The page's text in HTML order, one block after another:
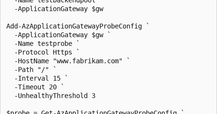
  -ApplicationGateway $gw
Add-AzApplicationGatewayProbeConfig `
  -ApplicationGateway $gw `
  -Name testprobe `
  -Protocol Https `
  -HostName "www.fabrikam.com" `
  -Path "/" `
  -Interval 15 `
  -Timeout 20 `
  -UnhealthyThreshold 3